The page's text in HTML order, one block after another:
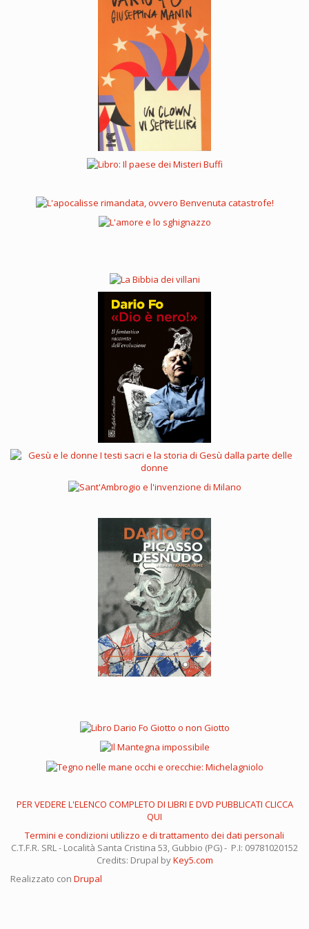
PER VEDERE L'ELENCO COMPLETO DI LIBRI E DVD PUBBLICATI CLICCA
QUI
Termini e condizioni utilizzo e di trattamento dei dati personali
C.T.F.R. SRL - Località Santa Cristina 53, Gubbio (PG) - P.I: 09781020152
Credits: Drupal byKey5.com
Realizzato con Drupal